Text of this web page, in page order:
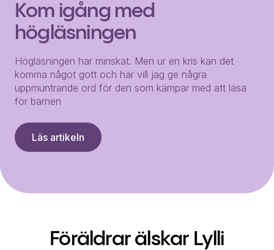
Kom igång med
högläsningen
Högläsningen har minskat. Men ur en kris kan det
komma något gott och här vill jag ge några
uppmuntrande ord för den som kämpar med att läsa
för barnen
Läs artikeln
Föräldrar älskar Lylli